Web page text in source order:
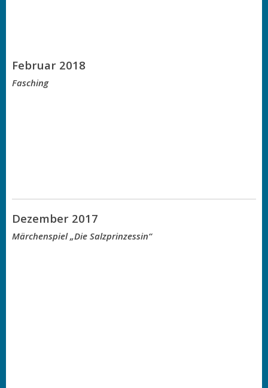
Februar 2018
Fasching
Dezember 2017
Märchenspiel „Die Salzprinzessin“